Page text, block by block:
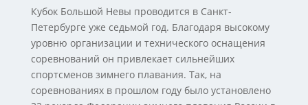
Кубок Большой Невы проводится в Санкт-
Петербурге уже седьмой год. Благодаря высокому
уровню организации и технического оснащения
соревнований он привлекает сильнейших
спортсменов зимнего плавания. Так, на
соревнованиях в прошлом году было установлено